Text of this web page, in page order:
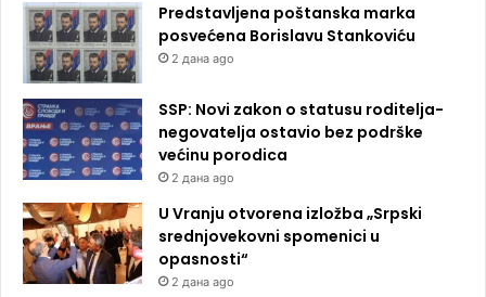
Predstavljena poštanska marka
posvećena Borislavu Stankoviću
2 дана ago
SSP: Novi zakon o statusu roditelja-
negovatelja ostavio bez podrške
većinu porodica
2 дана ago
U Vranju otvorena izložba „Srpski
srednjovekovni spomenici u
opasnosti“
2 дана ago